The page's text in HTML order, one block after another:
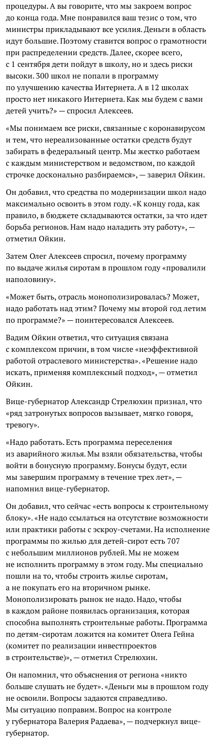
процедуры. А вы говорите, что мы закроем вопрос
до конца года. Мне понравился ваш тезис о том, что
министры прикладывают все усилия. Деньги в область
идут большие. Поэтому ставится вопрос о грамотности
при распределении средств. Далее, скорее всего,
с 1 сентября дети пойдут в школу, но и здесь риски
высоки. 300 школ не попали в программу
по улучшению качества Интернета. А в 12 школах
просто нет никакого Интернета. Как мы будем с вами
детей учить?» — спросил Алексеев.
«Мы понимаем все риски, связанные с коронавирусом
и тем, что нереализованные остатки средств будут
забирать в федеральный центр. Мы жестко работаем
с каждым министерством и ведомством, по каждой
строчке досконально разбираемся», — заверил Ойкин.
Он добавил, что средства по модернизации школ надо
максимально освоить в этом году. «К концу года, как
правило, в бюджете складываются остатки, за что идет
борьба регионов. Нам надо наладить эту работу», —
отметил Ойкин.
Затем Олег Алексеев спросил, почему программу
по выдаче жилья сиротам в прошлом году «провалили
наполовину».
«Может быть, отрасль монополизировалась? Может,
надо работать над этим? Почему мы второй год летим
по программе?» — поинтересовался Алексеев.
Вадим Ойкин ответил, что ситуация связана
с комплексом причин, в том числе «неэффективной
работой отраслевого министерства». «Решение надо
искать, применяя комплексный подход», — отметил
Ойкин.
Вице-губернатор Александр Стрелюхин признал, что
«ряд затронутых вопросов вызывает, мягко говоря,
тревогу».
«Надо работать. Есть программа переселения
из аварийного жилья. Мы взяли обязательства, чтобы
войти в бонусную программу. Бонусы будут, если
мы завершим программу в течение трех лет», —
напомнил вице-губернатор.
Он добавил, что сейчас «есть вопросы к строительному
блоку». «Не надо ссылаться на отсутствие возможности
или практики работы с эскроу-счетами. На исполнение
программы по жилью для детей-сирот есть 707
с небольшим миллионов рублей. Мы не можем
не исполнить программу в этом году. Мы специально
пошли на то, чтобы строить жилье сиротам,
а не покупать его на вторичном рынке.
Монополизировать рынок не надо. Надо, чтобы
в каждом районе появилась организация, которая
способна выполнять строительные работы. Программа
по детям-сиротам ложится на комитет Олега Гейна
(комитет по реализации инвестпроектов
в строительстве)», — отметил Стрелюхин.
Он напомнил, что объяснения от региона «никто
больше слушать не будет». «Деньги мы в прошлом году
не освоили. Вопросы задаются справедливо.
Мы ситуацию поправим. Вопрос на контроле
у губернатора Валерия Радаева», — подчеркнул вице-
губернатор.